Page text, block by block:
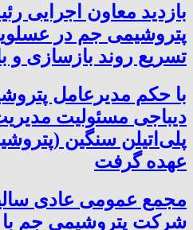
بازدید معاون اجرایی
پتروشیمی جم در
تسریع روند بازسازی و
با حکم مدیرعامل
دیباجی مسئولیت
پلی‌اتیلن سنگین
عهده گرفت
مجمع عمومی عادی
شرکت پتروشیمی جم